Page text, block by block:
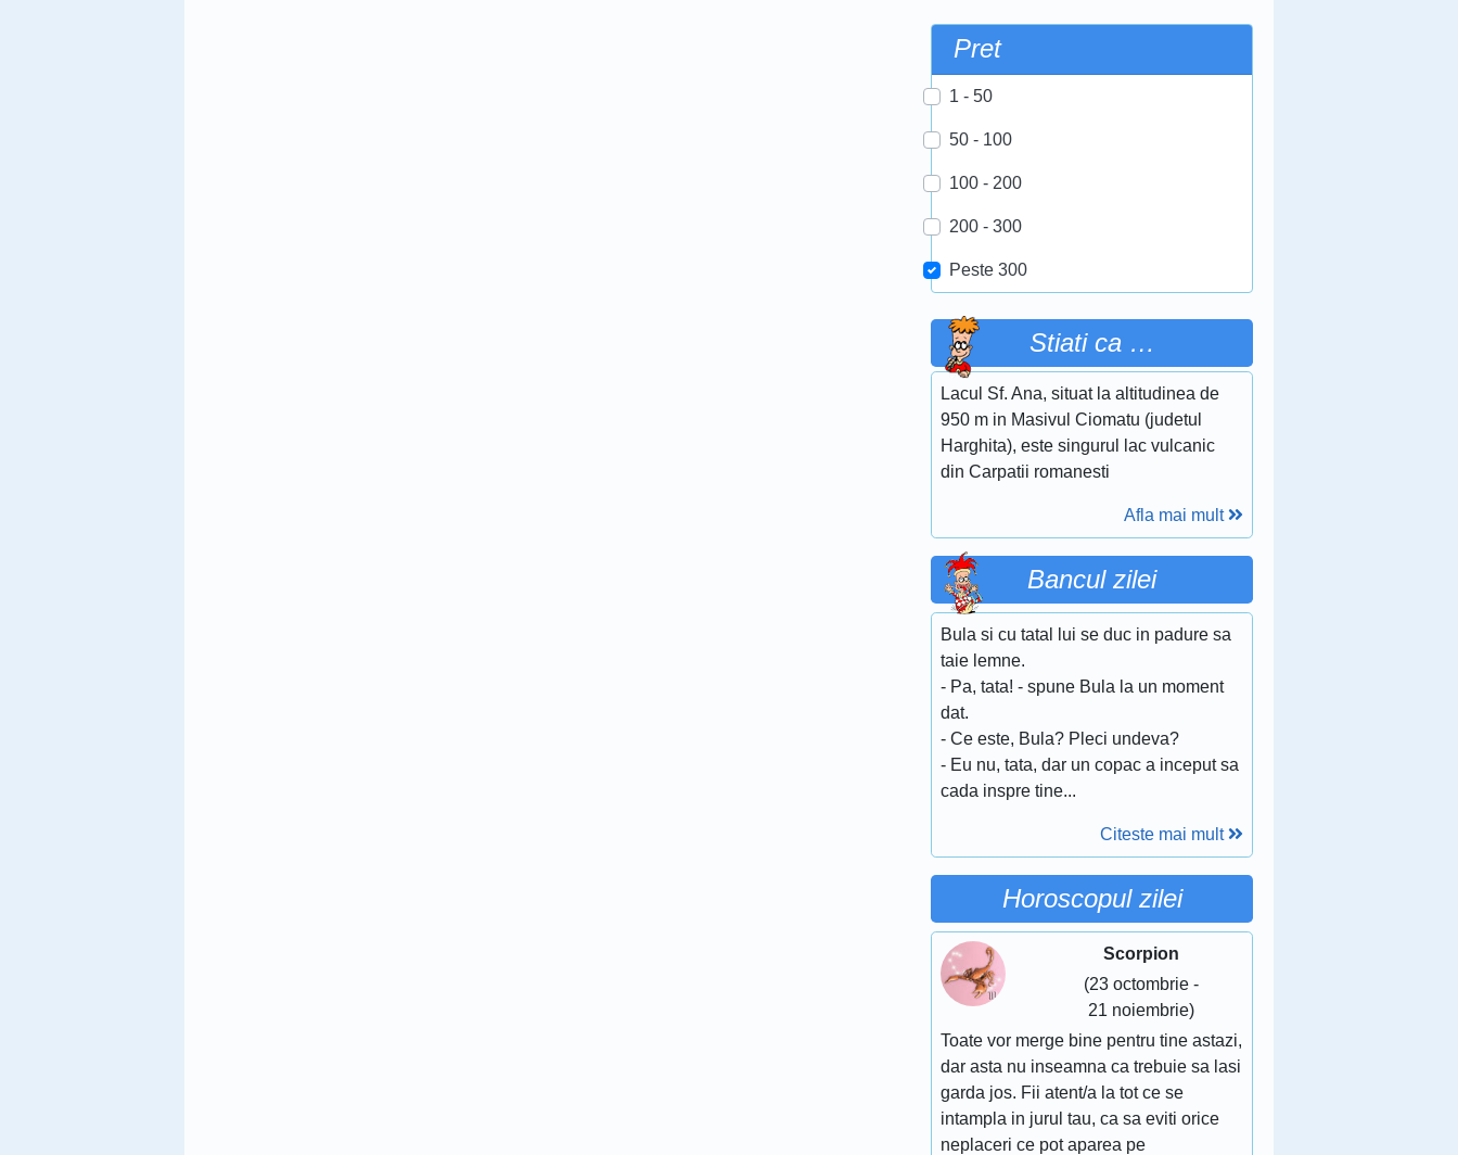
Pret
1 - 50
50 - 100
100 - 200
200 - 300
Peste 300
Stiati ca …
Lacul Sf. Ana, situat la altitudinea de
950 m in Masivul Ciomatu (judetul
Harghita), este singurul lac vulcanic
din Carpatii romanesti
Afla mai mult
Bancul zilei
Bula si cu tatal lui se duc in padure sa
taie lemne.
- Pa, tata! - spune Bula la un moment
dat.
- Ce este, Bula? Pleci undeva?
- Eu nu, tata, dar un copac a inceput sa
cada inspre tine...
Citeste mai mult
Horoscopul zilei
Scorpion
(23 octombrie -
21 noiembrie)
Toate vor merge bine pentru tine astazi,
dar asta nu inseamna ca trebuie sa lasi
garda jos. Fii atent/a la tot ce se
intampla in jurul tau, ca sa eviti orice
neplaceri ce pot aparea pe